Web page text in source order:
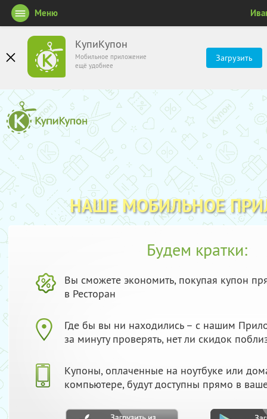
КупиКупон
Мобильное приложение
ещё удобнее
Загрузить
Меню
НАШЕ МОБИЛЬНОЕ
Будем кратки:
Вы сможете экономить, покупая купон
в Ресторан
Где бы вы ни находились – с нашим
за минуту проверять, нет ли скидок
Купоны, оплаченные на ноутбуке или
компьютере, будут доступны прямо в